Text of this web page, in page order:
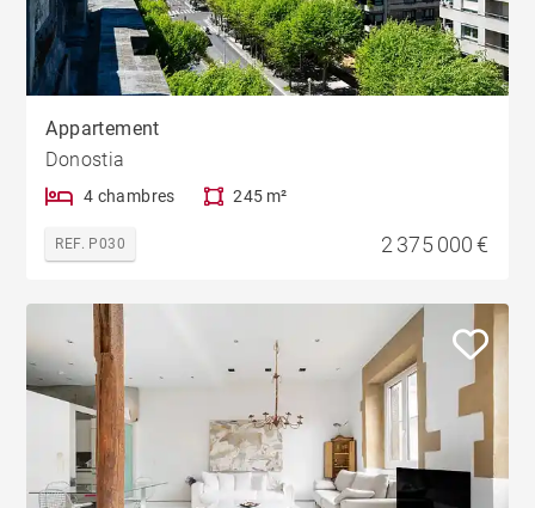
Appartement
Donostia
4 chambres 245 m²
REF. P030 2 375 000 €